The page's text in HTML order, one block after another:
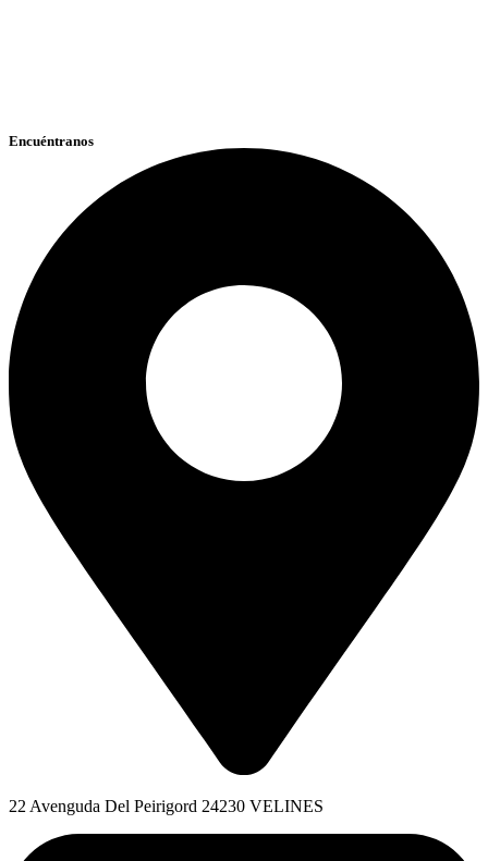
Encuéntranos
22 Avenguda Del Peirigord 24230 VELINES